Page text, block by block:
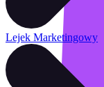
Lejek Marketingowy